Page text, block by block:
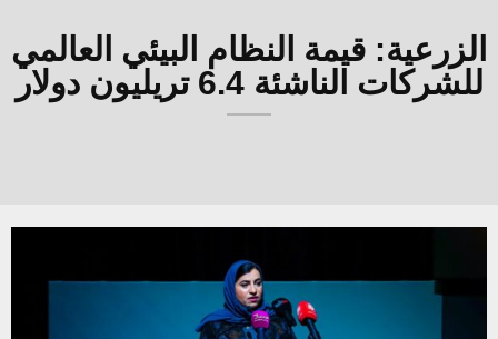
الزرعية: قيمة النظام البيئي العالمي
للشركات الناشئة 6.4 تريليون دولار